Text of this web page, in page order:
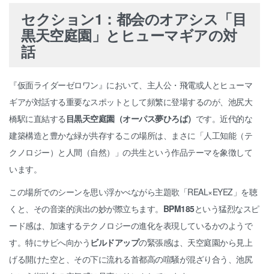
セクション1：都会のオアシス「目
黒天空庭園」とヒューマギアの対
話
『仮面ライダーゼロワン』において、主人公・飛電或人とヒューマ
ギアが対話する重要なスポットとして頻繁に登場するのが、池尻大
橋駅に直結する 目黒天空庭園（オーパス夢ひろば） です。近代的な
建築構造と豊かな緑が共存するこの場所は、まさに「人工知能（テ
クノロジー）と人間（自然）」の共生という作品テーマを象徴して
います。
この場所でのシーンを思い浮かべながら主題歌「REAL×EYEZ」を聴
くと、その音楽的演出の妙が際立ちます。 BPM185という猛烈なスピ
ード感は、加速するテクノロジーの進化を表現しているかのようで
す。特にサビへ向かう ビルドアップの緊張感は、天空庭園から見上
げる開けた空と、その下に流れる首都高の喧騒が混ざり合う、池尻